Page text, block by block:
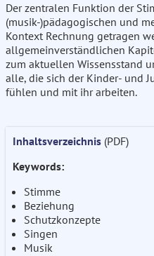
Der zentralen Funktion der
(musik-)pädagogischen und
Kontext Rechnung getragen
allgemeinverständlichen
zum aktuellen Wissensstand
alle, die sich der Kinder- und
fühlen und mit ihr arbeiten.
Inhaltsverzeichnis (PDF)
Keywords:
Stimme
Beziehung
Schutzkonzepte
Singen
Musik